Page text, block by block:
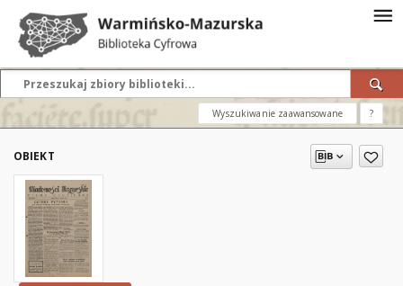
Wyszukiwanie zaawansowane ?
OBIEKT